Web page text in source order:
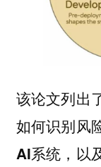
该论文列出
如何识别风
AI系统，以